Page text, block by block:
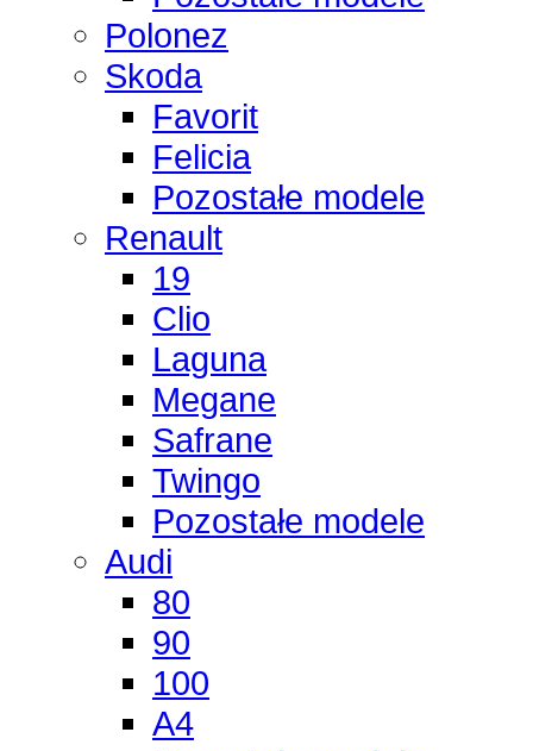
Polonez
Skoda
Favorit
Felicia
Pozostałe modele
Renault
19
Clio
Laguna
Megane
Safrane
Twingo
Pozostałe modele
Audi
80
90
100
A4